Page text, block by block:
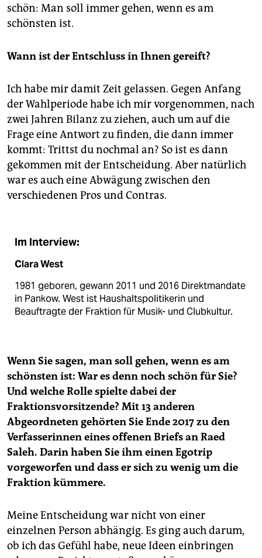
schön: Man soll immer gehen, wenn es am
schönsten ist.
Wann ist der Entschluss in Ihnen gereift?
Ich habe mir damit Zeit gelassen. Gegen Anfang
der Wahlperiode habe ich mir vorgenommen, nach
zwei Jahren Bilanz zu ziehen, auch um auf die
Frage eine Antwort zu finden, die dann immer
kommt: Trittst du nochmal an? So ist es dann
gekommen mit der Entscheidung. Aber natürlich
war es auch eine Abwägung zwischen den
verschiedenen Pros und Contras.
Im Interview:
Clara West
1981 geboren, gewann 2011 und 2016 Direktmandate
in Pankow. West ist Haushaltspolitikerin und
Beauftragte der Fraktion für Musik- und Clubkultur.
Wenn Sie sagen, man soll gehen, wenn es am
schönsten ist: War es denn noch schön für Sie?
Und welche Rolle spielte dabei der
Fraktionsvorsitzende? Mit 13 anderen
Abgeordneten gehörten Sie Ende 2017 zu den
Verfasserinnen eines offenen Briefs an Raed
Saleh. Darin haben Sie ihm einen Egotrip
vorgeworfen und dass er sich zu wenig um die
Fraktion kümmere.
Meine Entscheidung war nicht von einer
einzelnen Person abhängig. Es ging auch darum,
ob ich das Gefühl habe, neue Ideen einbringen